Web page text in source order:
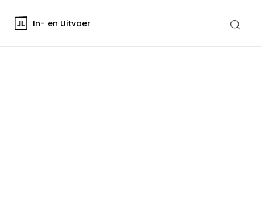
In- en Uitvoer